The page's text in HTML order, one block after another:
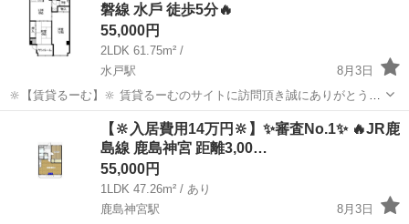
磐線 水戶 徒歩5分🔥
55,000円
2LDK 61.75m² /
水戸駅
8月3日
🔆【賃貸るーむ】🔆 賃貸るーむのサイトに訪問頂き誠にありがとうご
ざいます🙇 当社では、どこよりも安く入居できる不動産屋を目指し 活
動しております。 ✨コンセプト✨ 1，お客様ご自身で...
水戸駅 一戸建て 物件
【🔆入居費用14万円🔆】✨審査No.1✨ 🔥JR鹿
島線 鹿島神宮 距離3,00…
55,000円
1LDK 47.26m² / あり
鹿島神宮駅
8月3日